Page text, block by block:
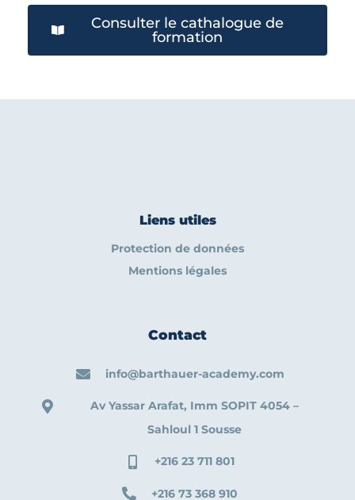
Consulter le cathalogue de
formation
Liens utiles
Protection de données
Mentions légales
Contact
info@barthauer-academy.com
Av Yassar Arafat, Imm SOPIT 4054 –
Sahloul 1 Sousse
+216 23 711 801
+216 73 368 910